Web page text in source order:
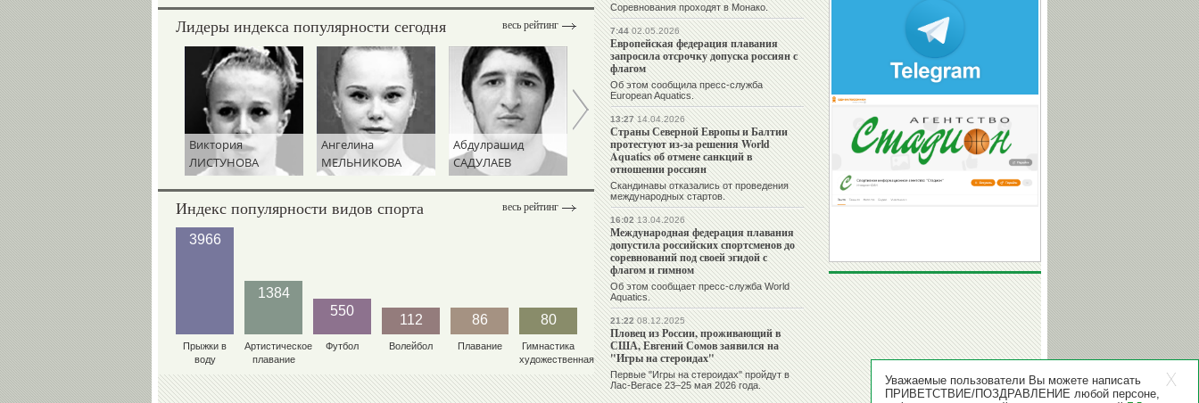
весь рейтинг
Лидеры индекса популярности сегодня
Виктория
ЛИСТУНОВА
Ангелина
МЕЛЬНИКОВА
Абдулрашид
САДУЛАЕВ
Эмин
СЕФЕРШАЕВ
Михаил
МАМИАШВИЛИ
Николай
Виталий
ЩЕРБО
весь рейтинг
Индекс популярности видов спорта
3966
Прыжки в
воду
1384
Артистическое
плавание
550
Футбол
112
Волейбол
86
Плавание
80
Гимнастика
художественная
Соревнования проходят в Монако.
7:4402.05.2026
Европейская федерация плавания
запросила отсрочку допуска россиян с
флагом
Об этом сообщила пресс-служба
European Aquatics.
13:2714.04.2026
Страны Северной Европы и Балтии
протестуют из-за решения World
Aquatics об отмене санкций в
отношении россиян
Скандинавы отказались от проведения
международных стартов.
16:0213.04.2026
Международная федерация плавания
допустила российских спортсменов до
соревнований под своей эгидой с
флагом и гимном
Об этом сообщает пресс-служба World
Aquatics.
21:2208.12.2025
Пловец из России, проживающий в
США, Евгений Сомов заявился на
"Игры на стероидах"
Первые "Игры на стероидах" пройдут в
Лас-Вегасе 23–25 мая 2026 года.
Уважаемые пользователи Вы можете написать
ПРИВЕТСТВИЕ/ПОЗДРАВЛЕНИЕ любой персоне,